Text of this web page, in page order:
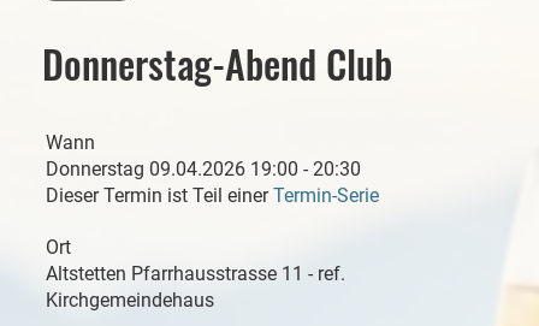
Donnerstag-Abend Club
Wann
Donnerstag 09.04.2026 19:00 - 20:30
Dieser Termin ist Teil einerTermin-Serie
Ort
Altstetten Pfarrhausstrasse 11 - ref.
Kirchgemeindehaus